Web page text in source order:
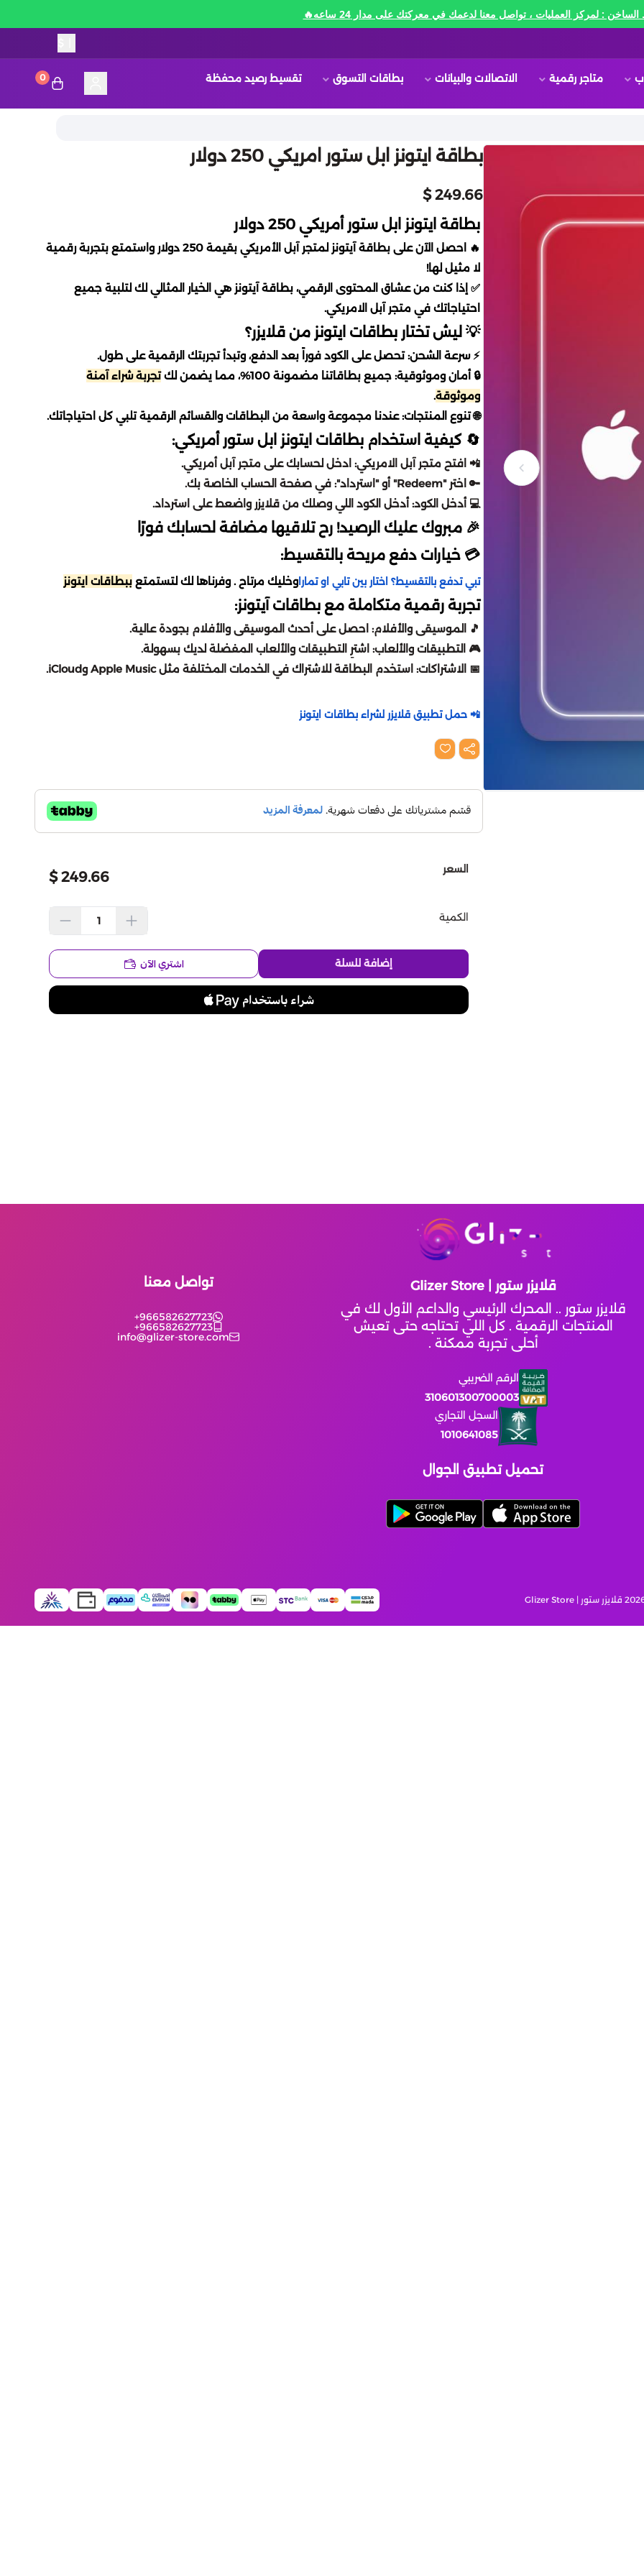
: لمركز العمليات ، تواصل معنا لدعمك في معركتك على مدار 24 ساعه🔥
متاجر رقمية الاتصالات والبيانات بطاقات التسوق تقسيط رصيد محفظة 0
بطاقة ايتونز ابل ستور امريكي 250 دولار
249.66 $
بطاقة ايتونز ابل ستور أمريكي 250 دولار
🔥 احصل الآن على بطاقة آيتونز لمتجر آبل الأمريكي بقيمة 250 دولار واستمتع بتجربة رقمية
لا مثيل لها!
✅ إذا كنت من عشاق المحتوى الرقمي، بطاقة آيتونز هي الخيار المثالي لك لتلبية جميع
احتياجاتك في متجر آبل الامريكي.
💡 ليش تختار بطاقات ايتونز من قلايزر؟
⚡ سرعة الشحن: تحصل على الكود فوراً بعد الدفع، وتبدأ تجربتك الرقمية على طول.
🔒 أمان وموثوقية: جميع بطاقاتنا مضمونة 100%، مما يضمن لك
تجربة شراء آمنة
وموثوقة.
🌐 تنوع المنتجات: عندنا مجموعة واسعة من البطاقات والقسائم الرقمية تلبي كل احتياجاتك.
🔄 كيفية استخدام بطاقات ايتونز ابل ستور أمريكي:
📲 افتح متجر آبل الامريكي: ادخل لحسابك على متجر آبل أمريكي.
🔑 اختر "Redeem" أو "استرداد": في صفحة الحساب الخاصة بك.
💻 أدخل الكود: أدخل الكود اللي وصلك من قلايزر واضعط على استرداد.
🎉 مبروك عليك الرصيد! رح تلاقيها مضافة لحسابك فورًا
💳 خيارات دفع مريحة بالتقسيط:
تبي تدفع بالتقسيط؟ اختار بين تابي او تمارا وخليك مرتاح . وفرناها لك لتستمتع ببطاقات ايتونز
تجربة رقمية متكاملة مع بطاقات آيتونز:
🎵 الموسيقى والأفلام: احصل على أحدث الموسيقى والأفلام بجودة عالية.
🎮 التطبيقات والألعاب: اشترِ التطبيقات والألعاب المفضلة لديك بسهولة.
📅 الاشتراكات: استخدم البطاقة للاشتراك في الخدمات المختلفة مثل Apple Music وiCloud.
📲 حمل تطبيق قلايزر لشراء بطاقات ايتونز
السعر 249.66 $
الكمية
إضافة للسلة اشتري الآن
قلايزر ستور | Glizer Store
قلايزر ستور .. المحرك الرئيسي والداعم الأول لك في
المنتجات الرقمية . كل اللي تحتاجه حتى تعيش
أحلى تجربة ممكنة .
الرقم الضريبي
310601300700003
السجل التجاري
1010641085
تواصل معنا
+966582627723
+966582627723
info@glizer-store.com
تحميل تطبيق الجوال
قلايزر ستور | Glizer Store